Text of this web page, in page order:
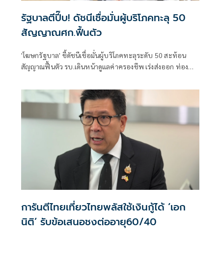
รัฐบาลตีปี๊บ! ดัชนีเชื่อมั่นผู้บริโภคทะลุ 50
สัญญาณศก.ฟื้นตัว
'โฆษกรัฐบาล' ชี้ดัชนีเชื่อมั่นผู้บริโภคทะลุระดับ 50 สะท้อน
สัญญาณฟื้นตัว รบ.เดินหน้าดูแลค่าครองชีพ เร่งส่งออก ท่อง
การันตีไทยเที่ยวไทยพลัสใช้เงินกู้ได้ ‘เอก
นิติ’ รับข้อเสนอชงต่ออายุ60/40